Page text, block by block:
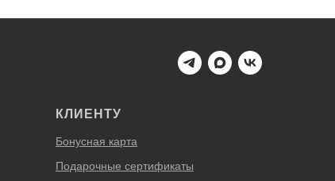
КЛИЕНТУ
Бонусная карта
Подарочные сертификаты